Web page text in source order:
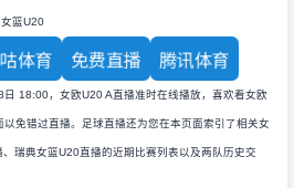
女篮U20
体育 免费直播 腾讯体育
日 18:00，女欧U20 A直播准时在线播放，喜欢看女欧
免错过直播。足球直播还为您在本页面索引了相关女
瑞典女篮U20直播的近期比赛列表以及两队历史交